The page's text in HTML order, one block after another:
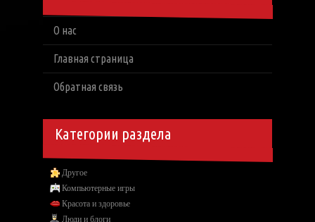
О нас
Главная страница
Обратная связь
Категории раздела
Другое
Компьютерные игры
Красота и здоровье
Люди и блоги